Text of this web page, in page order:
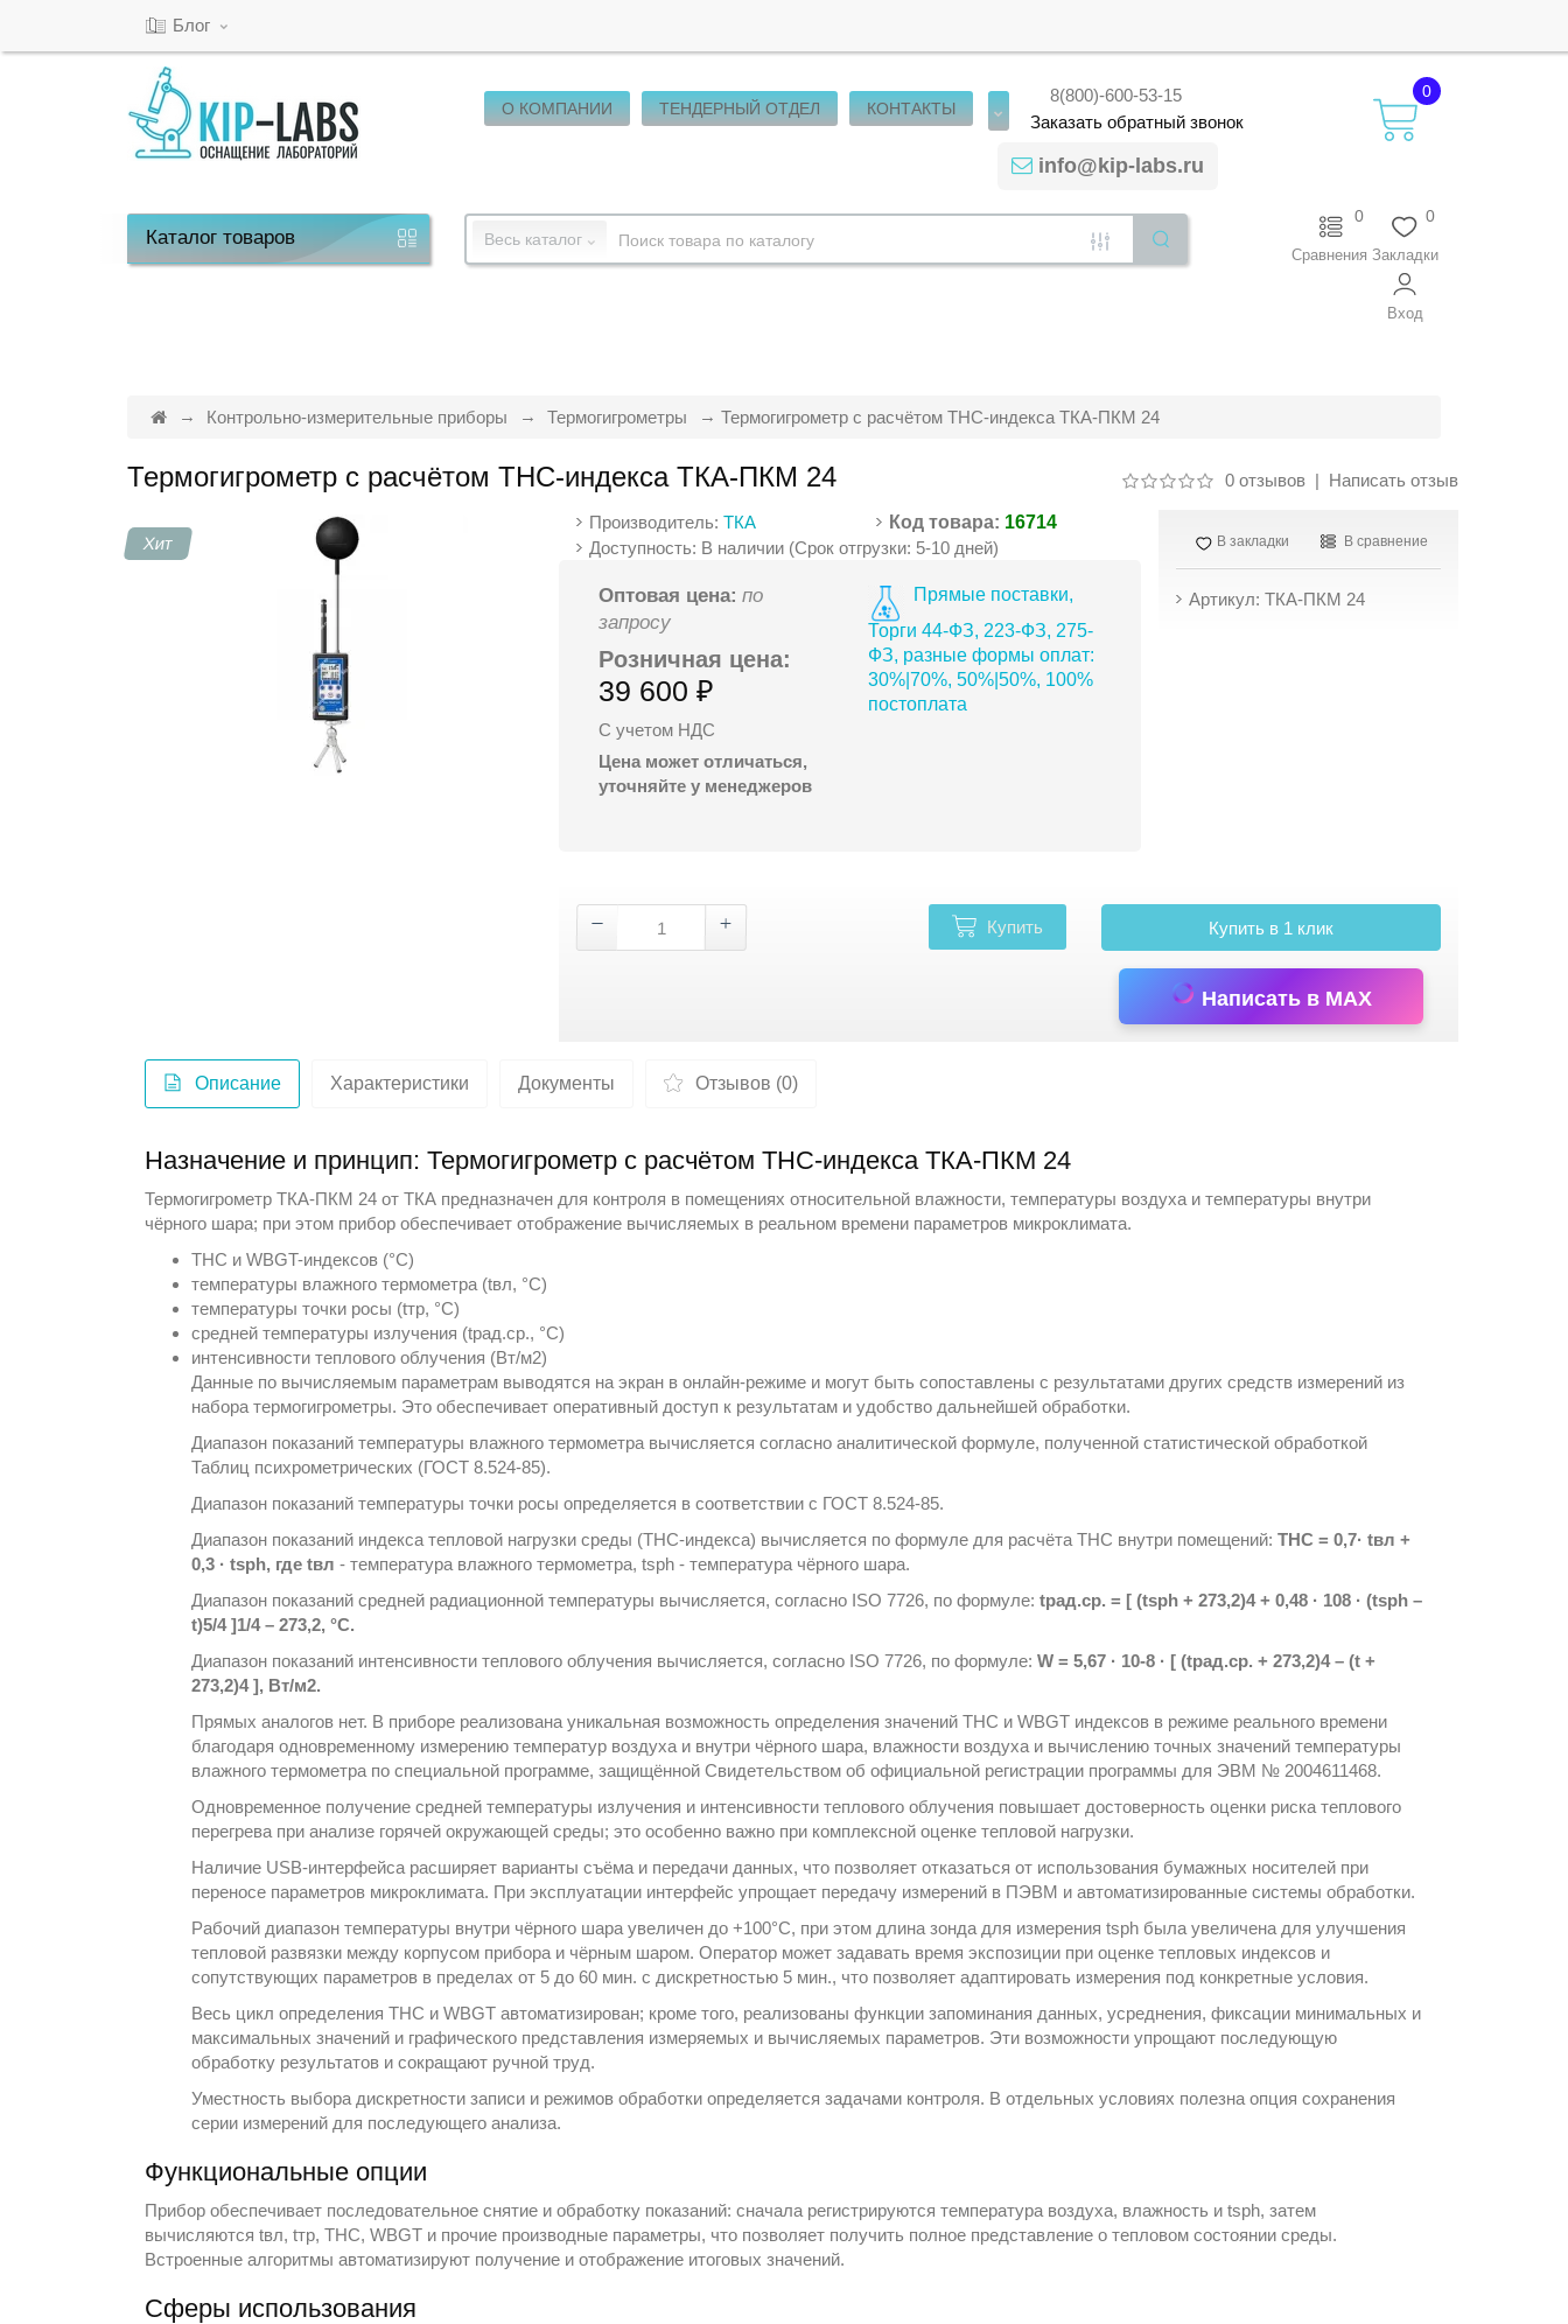
Блог
О КОМПАНИИ ТЕНДЕРНЫЙ ОТДЕЛ КОНТАКТЫ
8(800)-600-53-15
Заказатьобратныйзвонок
info@kip-labs.ru
0
Каталогтоваров Весь каталог
0
Закладки
0
Сравнения
Вход
Контрольно-измерительные приборы Термогигрометры Термогигрометр с расчётом ТНС-индекса ТКА-ПКМ 24
Термогигрометр с расчётом ТНС-индекса ТКА-ПКМ 24 0 отзывов| Написать отзыв
Хит
Производитель:ТКА Код товара: 16714
Доступность: В наличии (Срок отгрузки: 5-10 дней)
Оптовая цена: по
запросу
Розничная цена:
39 600 ₽
С учетом НДС
Цена может отличаться,
уточняйте у менеджеров
Прямые поставки,
Торги 44-ФЗ, 223-ФЗ, 275-
ФЗ, разные формы оплат:
30%|70%, 50%|50%, 100%
постоплата
В закладки В сравнение
Артикул: ТКА-ПКМ 24
Купить Купить в 1 клик
Написать в MAX
Описание Характеристики Документы Отзывов (0)
Назначение и принцип: Термогигрометр с расчётом ТНС-индекса ТКА-ПКМ 24
Термогигрометр ТКА-ПКМ 24 отТКА предназначен для контроля в помещениях относительной влажности, температуры воздуха и температуры внутри
чёрного шара; при этом прибор обеспечивает отображение вычисляемых в реальном времени параметров микроклимата.
ТНС и WBGT-индексов (°С)
температуры влажного термометра (tвл, °С)
температуры точки росы (tтр, °С)
средней температуры излучения (tрад.ср., °С)
интенсивности теплового облучения (Вт/м2)
Данные по вычисляемым параметрам выводятся на экран в онлайн-режиме и могут быть сопоставлены с результатами других средств измерений из
наборатермогигрометры. Это обеспечивает оперативный доступ к результатам и удобство дальнейшей обработки.
Диапазон показаний температуры влажного термометра вычисляется согласно аналитической формуле, полученной статистической обработкой
Таблиц психрометрических (ГОСТ 8.524-85).
Диапазон показаний температуры точки росы определяется в соответствии с ГОСТ 8.524-85.
Диапазон показаний индекса тепловой нагрузки среды (ТНС-индекса) вычисляется по формуле для расчёта ТНС внутри помещений:ТНС = 0,7· tвл +
0,3 · tsph, где tвл- температура влажного термометра, tsph - температура чёрного шара.
Диапазон показаний средней радиационной температуры вычисляется, согласно ISO 7726, по формуле:tрад.ср. = [ (tsph + 273,2)4 + 0,48 · 108 · (tsph –
t)5/4 ]1/4 – 273,2, °С.
Диапазон показаний интенсивности теплового облучения вычисляется, согласно ISO 7726, по формуле:W = 5,67 · 10-8 · [ (tрад.ср. + 273,2)4 – (t +
273,2)4 ], Вт/м2.
Прямых аналогов нет. В приборе реализована уникальная возможность определения значений ТНС и WBGT индексов в режиме реального времени
благодаря одновременному измерению температур воздуха и внутри чёрного шара, влажности воздуха и вычислению точных значений температуры
влажного термометра по специальной программе, защищённой Свидетельством об официальной регистрации программы для ЭВМ № 2004611468.
Одновременное получение средней температуры излучения и интенсивности теплового облучения повышает достоверность оценки риска теплового
перегрева при анализе горячей окружающей среды; это особенно важно при комплексной оценке тепловой нагрузки.
Наличие USB-интерфейса расширяет варианты съёма и передачи данных, что позволяет отказаться от использования бумажных носителей при
переносе параметров микроклимата. При эксплуатации интерфейс упрощает передачу измерений в ПЭВМ и автоматизированные системы обработки.
Рабочий диапазон температуры внутри чёрного шара увеличен до +100°С, при этом длина зонда для измерения tsph была увеличена для улучшения
тепловой развязки между корпусом прибора и чёрным шаром. Оператор может задавать время экспозиции при оценке тепловых индексов и
сопутствующих параметров в пределах от 5 до 60 мин. с дискретностью 5 мин., что позволяет адаптировать измерения под конкретные условия.
Весь цикл определения ТНС и WBGT автоматизирован; кроме того, реализованы функции запоминания данных, усреднения, фиксации минимальных и
максимальных значений и графического представления измеряемых и вычисляемых параметров. Эти возможности упрощают последующую
обработку результатов и сокращают ручной труд.
Уместность выбора дискретности записи и режимов обработки определяется задачами контроля. В отдельных условиях полезна опция сохранения
серии измерений для последующего анализа.
Функциональные опции
Прибор обеспечивает последовательное снятие и обработку показаний: сначала регистрируются температура воздуха, влажность и tsph, затем
вычисляются tвл, tтр, ТНС, WBGT и прочие производные параметры, что позволяет получить полное представление о тепловом состоянии среды.
Встроенные алгоритмы автоматизируют получение и отображение итоговых значений.
Сферы использования